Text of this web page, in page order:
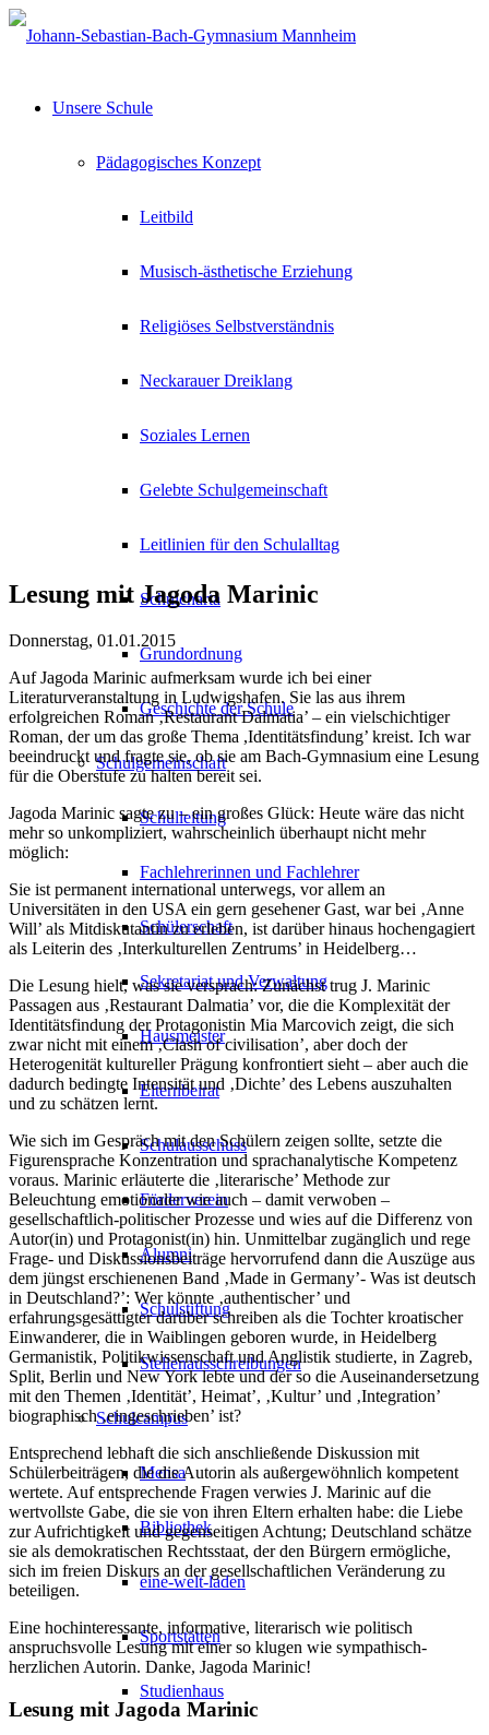
Unsere Schule
Pädagogisches Konzept
Leitbild
Musisch-ästhetische Erziehung
Religiöses Selbstverständnis
Neckarauer Dreiklang
Soziales Lernen
Gelebte Schulgemeinschaft
Leitlinien für den Schulalltag
Schulcharta
Grundordnung
Geschichte der Schule
Schulgemeinschaft
Schulleitung
Fachlehrerinnen und Fachlehrer
Schülerschaft
Sekretariat und Verwaltung
Hausmeister
Elternbeirat
Schulausschuss
Förderverein
Alumni
Schulstiftung
Stellenausschreibungen
Schulcampus
Mensa
Bibliothek
eine-welt-laden
Sportstätten
Studienhaus
Lesung mit Jagoda Marinic
Donnerstag, 01.01.2015
Auf Jagoda Marinic aufmerksam wurde ich bei einer
Literaturveranstaltung in Ludwigshafen. Sie las aus ihrem
erfolgreichen Roman ‚Restaurant Dalmatia’ – ein vielschichtiger
Roman, der um das große Thema ,Identitätsfindung’ kreist. Ich war
beeindruckt und fragte sie, ob sie am Bach-Gymnasium eine Lesung
für die Oberstufe zu halten bereit sei.
Jagoda Marinic sagte zu – ein großes Glück: Heute wäre das nicht
mehr so unkompliziert, wahrscheinlich überhaupt nicht mehr
möglich:
Sie ist permanent international unterwegs, vor allem an
Universitäten in den USA ein gern gesehener Gast, war bei ‚Anne
Will’ als Mitdiskutantin zu erleben, ist darüber hinaus hochengagiert
als Leiterin des ‚Interkulturellen Zentrums’ in Heidelberg…
Die Lesung hielt, was sie versprach: Zunächst trug J. Marinic
Passagen aus ‚Restaurant Dalmatia’ vor, die die Komplexität der
Identitätsfindung der Protagonistin Mia Marcovich zeigt, die sich
zwar nicht mit einem ‚Clash of civilisation’, aber doch der
Heterogenität kultureller Prägung konfrontiert sieht – aber auch die
dadurch bedingte Intensität und ‚Dichte’ des Lebens auszuhalten
und zu schätzen lernt.
Wie sich im Gespräch mit den Schülern zeigen sollte, setzte die
Figurensprache Konzentration und sprachanalytische Kompetenz
voraus. Marinic erläuterte die ‚literarische’ Methode zur
Beleuchtung emotionaler wie auch – damit verwoben –
gesellschaftlich-politischer Prozesse und wies auf die Differenz von
Autor(in) und Protagonist(in) hin. Unmittelbar zugänglich und rege
Frage- und Diskussionsbeiträge hervorrufend dann die Auszüge aus
dem jüngst erschienenen Band ‚Made in Germany’- Was ist deutsch
in Deutschland?’: Wer könnte ‚authentischer’ und
erfahrungsgesättigter darüber schreiben als die Tochter kroatischer
Einwanderer, die in Waiblingen geboren wurde, in Heidelberg
Germanistik, Politikwissenschaft und Anglistik studierte, in Zagreb,
Split, Berlin und New York lebte und der so die Auseinandersetzung
mit den Themen ‚Identität’, Heimat’, ‚Kultur’ und ‚Integration’
biographisch ‚eingeschrieben’ ist?
Entsprechend lebhaft die sich anschließende Diskussion mit
Schülerbeiträgen, die die Autorin als außergewöhnlich kompetent
wertete. Auf entsprechende Fragen verwies J. Marinic auf die
wertvollste Gabe, die sie von ihren Eltern erhalten habe: die Liebe
zur Aufrichtigkeit und gegenseitigen Achtung; Deutschland schätze
sie als demokratischen Rechtsstaat, der den Bürgern ermögliche,
sich im freien Diskurs an der gesellschaftlichen Veränderung zu
beteiligen.
Eine hochinteressante, informative, literarisch wie politisch
anspruchsvolle Lesung mit einer so klugen wie sympathisch-
herzlichen Autorin. Danke, Jagoda Marinic!
Lesung mit Jagoda Marinic